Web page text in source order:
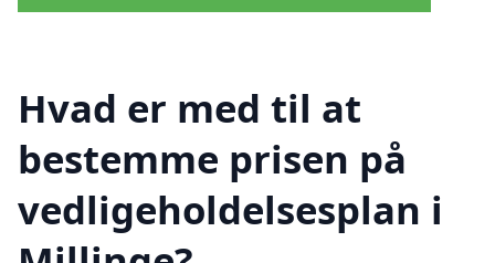
Hvad er med til at
bestemme prisen på
vedligeholdelsesplan i